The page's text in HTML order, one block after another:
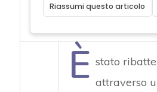
Riassumi questo articolo
È stato
attraverso